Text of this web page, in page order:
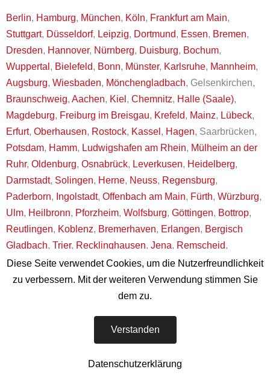
Berlin, Hamburg, München, Köln, Frankfurt am Main,
Stuttgart, Düsseldorf, Leipzig, Dortmund, Essen, Bremen,
Dresden, Hannover, Nürnberg, Duisburg, Bochum,
Wuppertal , Bielefeld, Bonn, Münster, Karlsruhe, Mannheim,
Augsburg, Wiesbaden, Mönchengladbach, Gelsenkirchen,
Braunschweig, Aachen, Kiel , Chemnitz, Halle (Saale),
Magdeburg, Freiburg im Breisgau, Krefeld, Mainz, Lübeck,
Erfurt, Oberhausen, Rostock, Kassel , Hagen, Saarbrücken,
Potsdam, Hamm, Ludwigshafen am Rhein, Mülheim an der
Ruhr, Oldenburg, Osnabrück, Leverkusen, Heidelberg,
Darmstadt, Solingen, Herne, Neuss, Regensburg,
Paderborn, Ingolstadt, Offenbach am Main, Fürth, Würzburg,
Ulm, Heilbronn, Pforzheim, Wolfsburg, Göttingen, Bottrop,
Reutlingen, Koblenz, Bremerhaven, Erlangen, Bergisch
Gladbach, Trier, Recklinghausen, Jena, Remscheid,
Salzgitter,Moers,Siegen,Hildesheim,Gütersloh,
Kaiserslauternund natürlich in vielen, vielen anderen Orten
in Deutschland und Europa.
Diese Seite verwendet Cookies, um die Nutzerfreundlichkeit
zu verbessern. Mit der weiteren Verwendung stimmen Sie
dem zu.
Verstanden
Datenschutzerklärung